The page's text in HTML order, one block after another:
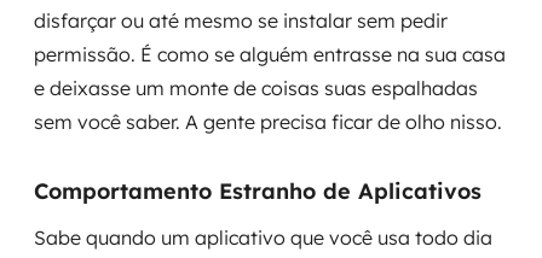
disfarçar ou até mesmo se instalar sem pedir
permissão. É como se alguém entrasse na sua casa
e deixasse um monte de coisas suas espalhadas
sem você saber. A gente precisa ficar de olho nisso.
Comportamento Estranho de Aplicativos
Sabe quando um aplicativo que você usa todo dia